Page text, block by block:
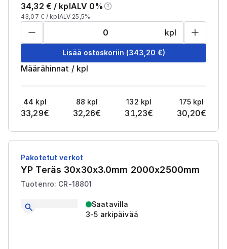
34,32 € / kplALV 0%
43,07 € / kplALV 25,5%
kpl
Lisää ostoskoriin (343,20 €)
Määrähinnat / kpl
44 kpl
33,29€
88 kpl
32,26€
132 kpl
31,23€
175 kpl
30,20€
Pakotetut verkot
YP Teräs 30x30x3.0mm 2000x2500mm
Tuotenro: CR-18801
Saatavilla
3-5 arkipäivää